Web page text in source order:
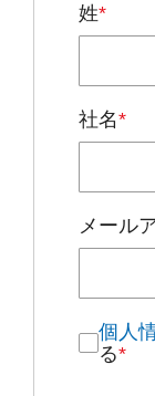
姓*
社名*
メール
個人
る*